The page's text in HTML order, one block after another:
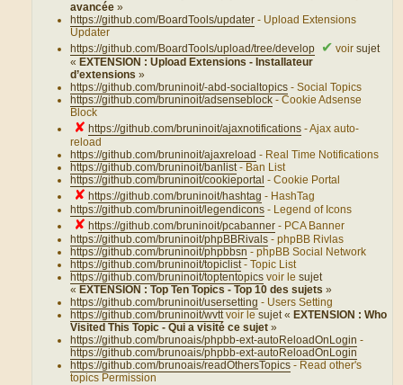
avancée»
https://github.com/BoardTools/updater - Upload Extensions
Updater
https://github.com/BoardTools/upload/tree/develop
✔ voirsujet
« EXTENSION : Upload Extensions - Installateur
d’extensions»
https://github.com/bruninoit/-abd-socialtopics - Social Topics
https://github.com/bruninoit/adsenseblock - Cookie Adsense
Block
✘ https://github.com/bruninoit/ajaxnotifications - Ajax auto-
reload
https://github.com/bruninoit/ajaxreload - Real Time Notifications
https://github.com/bruninoit/banlist- Ban List
https://github.com/bruninoit/cookieportal - Cookie Portal
✘ https://github.com/bruninoit/hashtag - HashTag
https://github.com/bruninoit/legendicons - Legend of Icons
✘ https://github.com/bruninoit/pcabanner - PCA Banner
https://github.com/bruninoit/phpBBRivals - phpBB Rivlas
https://github.com/bruninoit/phpbbsn - phpBB Social Network
https://github.com/bruninoit/topiclist- Topic List
https://github.com/bruninoit/toptentopics voir lesujet
« EXTENSION : Top Ten Topics - Top 10 des sujets»
https://github.com/bruninoit/usersetting - Users Setting
https://github.com/bruninoit/wvttvoir lesujet « EXTENSION : Who
Visited This Topic - Qui a visité ce sujet»
https://github.com/brunoais/phpbb-ext-autoReloadOnLogin -
https://github.com/brunoais/phpbb-ext-autoReloadOnLogin
https://github.com/brunoais/readOthersTopics - Read other's
topics Permission